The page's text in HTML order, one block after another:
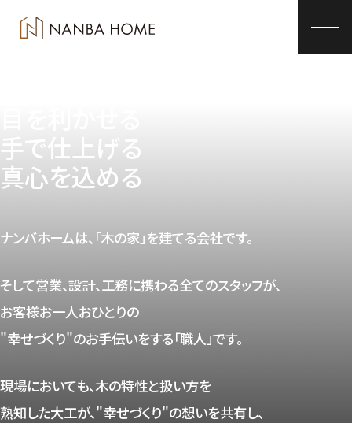
家づくりへのこだわり
手で仕上げる
真心を込める
ナンバホームは、「木の家」を建てる会社です。
そして営業、設計、工務に携わる全てのスタッフが、
お客様お一人おひとりの
"幸せづくり"のお手伝いをする「職人」です。
現場においても、木の特性と扱い方を
熟知した大工が、"幸せづくり"の想いを共有し、